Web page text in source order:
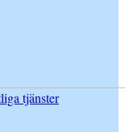
tjänster